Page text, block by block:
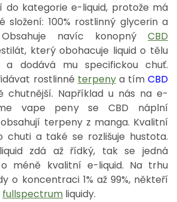
do kategorie e-liquid, protože má
složení: 100% rostlinný glycerin a
Obsahuje navíc konopný CBD
který obohacuje liquid o tělu
a dodává mu specifickou chuť.
rostlinné terpenya tím CBD
chutnější. Například u nás na e-
vape peny se CBD náplní
terpeny z manga. Kvalitní
chuti a také se rozlišuje hustota.
zdá až řídký, tak se jedná
méně kvalitní e-liquid. Na trhu
o koncentraci 1% až 99%, někteří
fullspectrum liquidy.